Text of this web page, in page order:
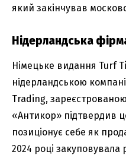
який закінчував
Нідерландська
Німецьке видання Turf
нідерландською
Trading,
«Антикор» підтвердив
позиціонує себе як
2024 році закуповувала